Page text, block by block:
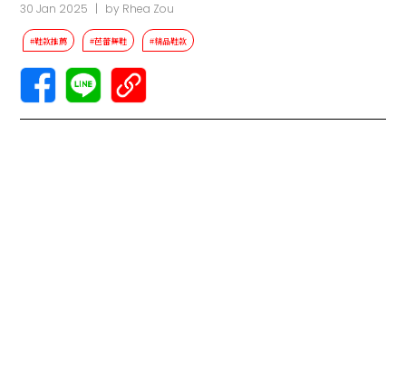
30 Jan 2025 | by Rhea Zou
#鞋款推薦 #芭蕾舞鞋 #精品鞋款